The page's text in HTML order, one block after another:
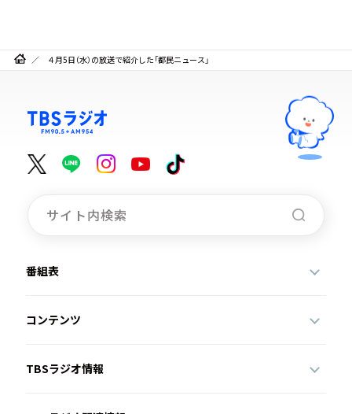
４月5日（水）の放送で紹介した「都民ニュース」
番組表
コンテンツ
TBSラジオ情報